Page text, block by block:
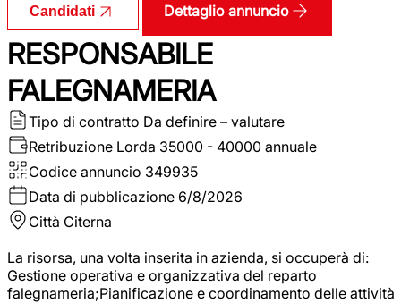
Candidati Dettaglio annuncio
RESPONSABILE
FALEGNAMERIA
Tipo di contratto Da definire – valutare
Retribuzione Lorda 35000 - 40000 annuale
Codice annuncio 349935
Data di pubblicazione 6/8/2026
Città Citerna
La risorsa, una volta inserita in azienda, si occuperà di:
Gestione operativa e organizzativa del reparto
falegnameria;Pianificazione e coordinamento delle attività